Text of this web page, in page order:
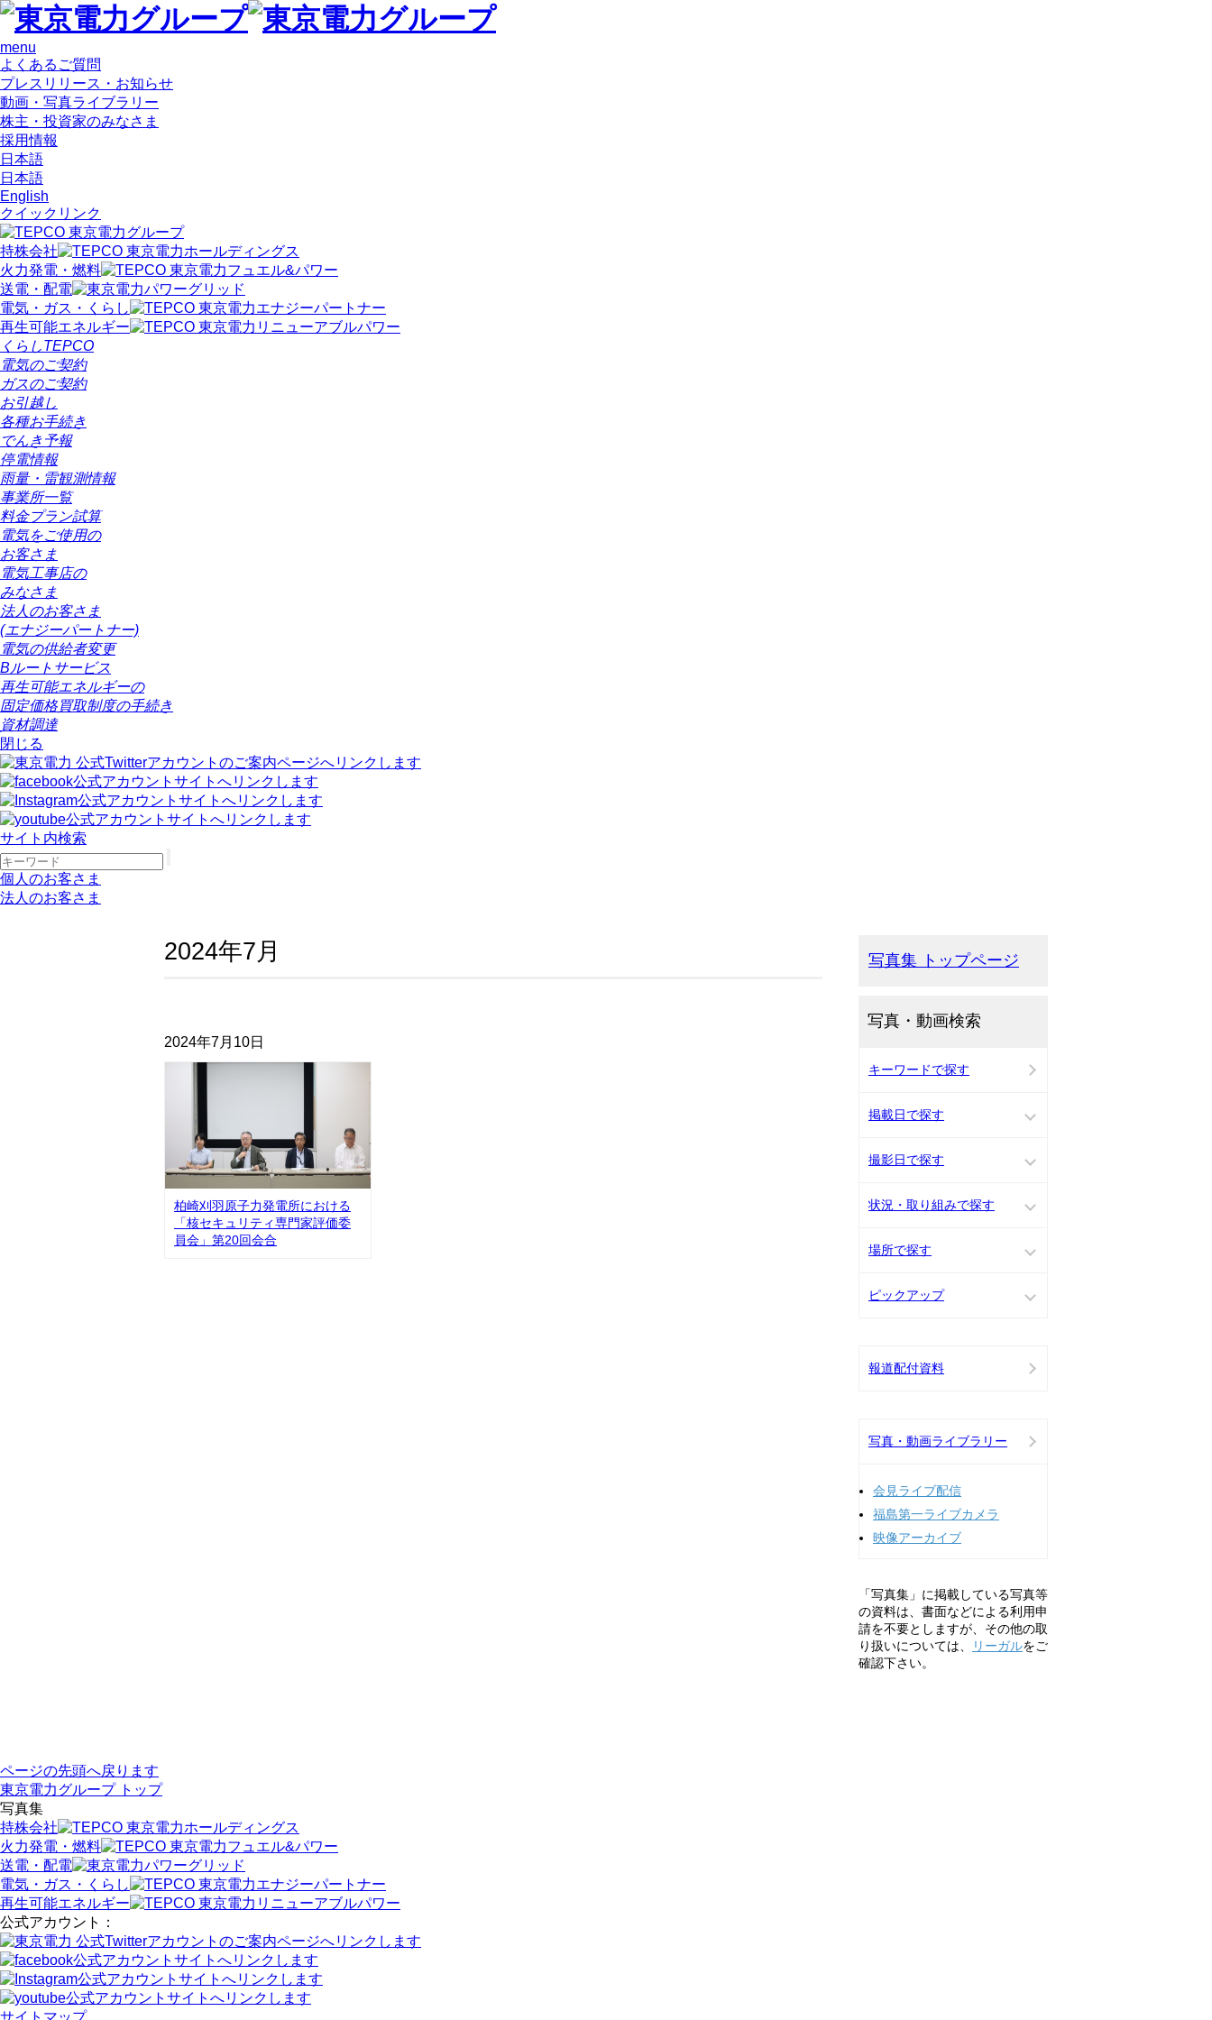
menu
よくあるご質問
プレスリリース・お知らせ
動画・写真ライブラリー
株主・投資家のみなさま
採用情報
日本語
日本語
English
クイックリンク
持株会社
火力発電・燃料
送電・配電
電気・ガス・くらし
再生可能エネルギー
くらしTEPCO
電気のご契約
ガスのご契約
お引越し
各種お手続き
でんき予報
停電情報
雨量・雷観測情報
事業所一覧
料金プラン試算
電気をご使用の
お客さま
電気工事店の
みなさま
法人のお客さま
(エナジーパートナー)
電気の供給者変更
Bルートサービス
再生可能エネルギーの
固定価格買取制度の手続き
資材調達
閉じる
サイト内検索
個人のお客さま
法人のお客さま
2024年7月
2024年7月10日
柏崎刈羽原子力発電所における
「核セキュリティ専門家評価委
員会」第20回会合
写真集 トップページ
写真・動画検索
キーワードで探す
掲載日で探す
撮影日で探す
状況・取り組みで探す
場所で探す
ピックアップ
報道配付資料
写真・動画ライブラリー
会見ライブ配信
福島第一ライブカメラ
映像アーカイブ
「写真集」に掲載している写真等
の資料は、書面などによる利用申
請を不要としますが、その他の取
り扱いについては、
リーガルをご
確認下さい。
ページの先頭へ戻ります
東京電力グループ トップ
写真集
持株会社
火力発電・燃料
送電・配電
電気・ガス・くらし
再生可能エネルギー
公式アカウント：
サイトマップ